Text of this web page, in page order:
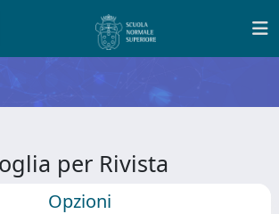
per Rivista
Opzioni